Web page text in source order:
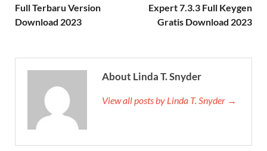
Full Terbaru Version
Download 2023
Expert 7.3.3 Full Keygen
Gratis Download 2023
About Linda T. Snyder
View all posts by Linda T. Snyder →